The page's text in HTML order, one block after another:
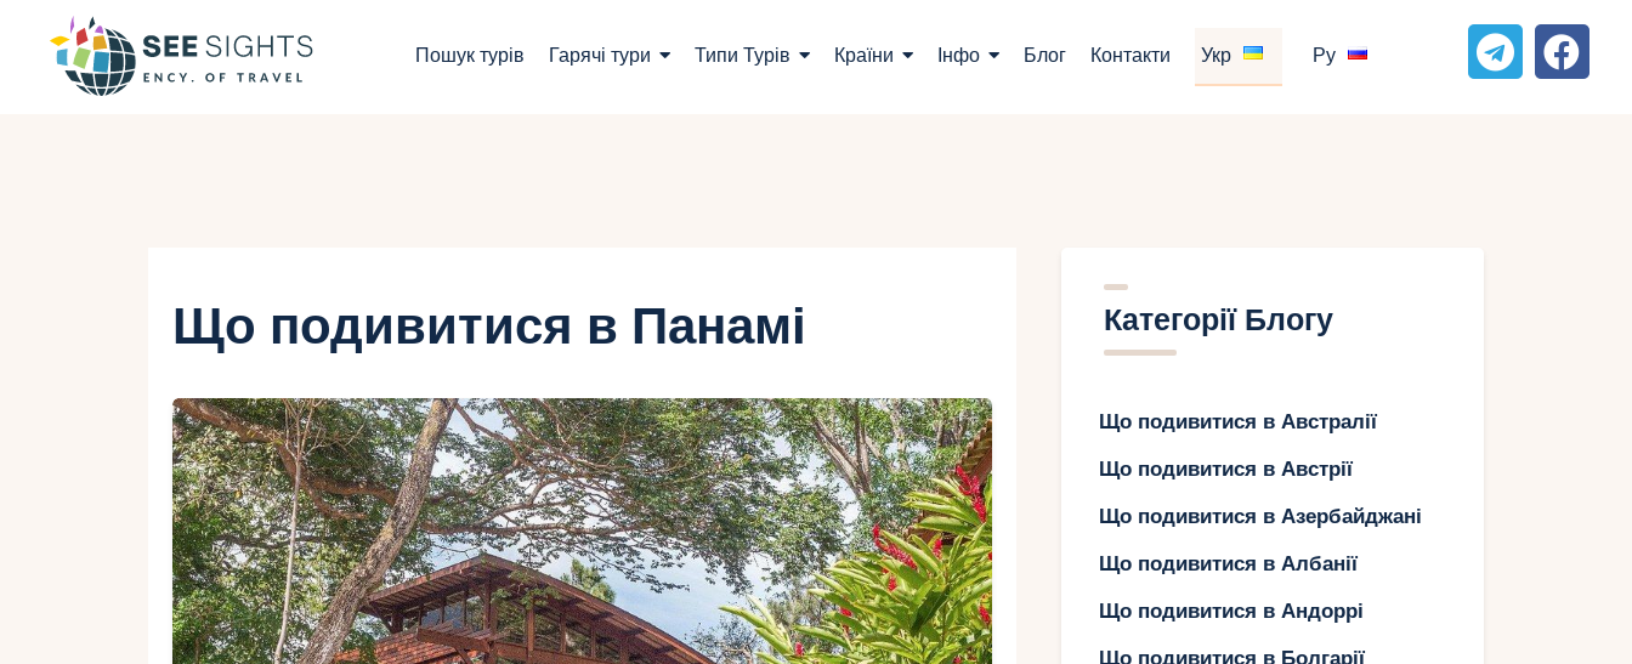
Пошук турів Гарячі тури Типи Турів Країни Інфо Блог Контакти Укр Ру
Блог
Контакти
Укр
Ру
Що подивитися в Панамі Категорії Блогу
Що подивитися в Австралії
Що подивитися в Австрії
Що подивитися в Азербайджані
Що подивитися в Албанії
Що подивитися в Андоррі
Що подивитися в Болгарії